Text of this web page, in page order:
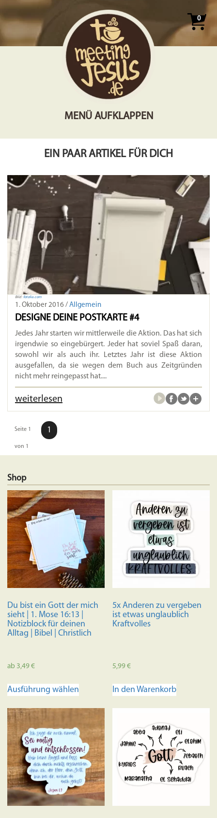
0
MENÜ AUFKLAPPEN
EIN PAAR ARTIKEL FÜR DICH
Bild: fotolia.com
1. Oktober 2016 / Allgemein
DESIGNE DEINE POSTKARTE #4
Jedes Jahr starten wir mittlerweile die Aktion. Das hat sich
irgendwie so eingebürgert. Jeder hat soviel Spaß daran,
sowohl wir als auch ihr. Letztes Jahr ist diese Aktion
ausgefallen, da sie wegen dem Buch aus Zeitgründen
nicht mehr reingepasst hat....
weiterlesen
Seite 1
von 1
1
Shop
Du bist ein Gott der mich
sieht | 1. Mose 16:13 |
Notizblock für deinen
Alltag | Bibel | Christlich
ab 3,49€
Ausführung wählen
mehrere
Varianten
auf.
Die
Optionen
können
auf
5x Anderen zu vergeben
ist etwas unglaublich
Kraftvolles
5,99€
In den Warenkorb